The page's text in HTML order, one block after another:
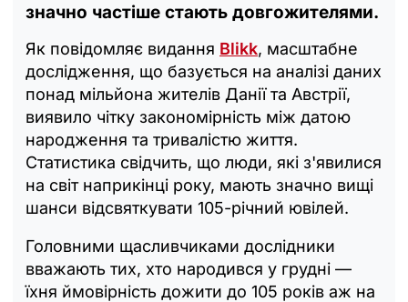
значно частіше стають довгожителями.
Як повідомляє видання Blikk, масштабне
дослідження, що базується на аналізі даних
понад мільйона жителів Данії та Австрії,
виявило чітку закономірність між датою
народження та тривалістю життя.
Статистика свідчить, що люди, які з'явилися
на світ наприкінці року, мають значно вищі
шанси відсвяткувати 105-річний ювілей.
Головними щасливчиками дослідники
вважають тих, хто народився у грудні —
їхня ймовірність дожити до 105 років аж на